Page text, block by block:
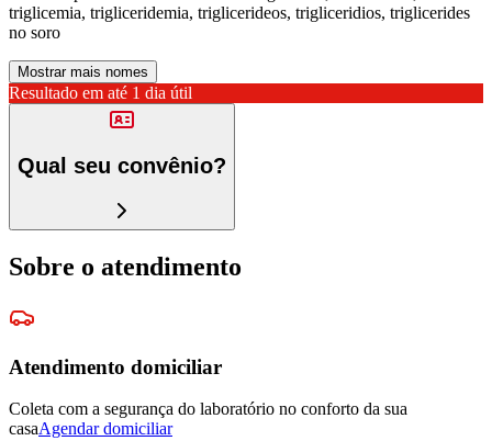
triglicemia, trigliceridemia, triglicerideos, trigliceridios, triglicerides
no soro
Mostrar mais nomes
Resultado em até 1 dia útil
Qual seu convênio?
Sobre o atendimento
Atendimento domiciliar
Coleta com a segurança do laboratório no conforto da sua
casaAgendar domiciliar